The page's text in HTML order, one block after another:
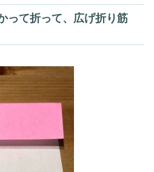
って折って、広げ折り筋